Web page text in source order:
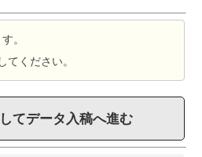
。
てください。
てデータ入稿へ進む